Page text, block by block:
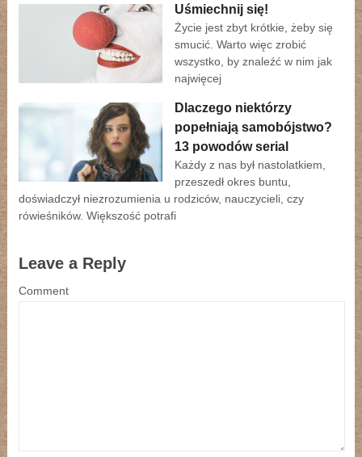
Uśmiechnij się!
Życie jest zbyt krótkie, żeby się
smucić. Warto więc zrobić
wszystko, by znaleźć w nim jak
najwięcej
Dlaczego niektórzy
popełniają samobójstwo?
13 powodów serial
Każdy z nas był nastolatkiem,
przeszedł okres buntu,
doświadczył niezrozumienia u rodziców, nauczycieli, czy
rówieśników. Większość potrafi
Leave a Reply
Comment